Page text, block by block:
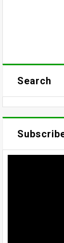
Search